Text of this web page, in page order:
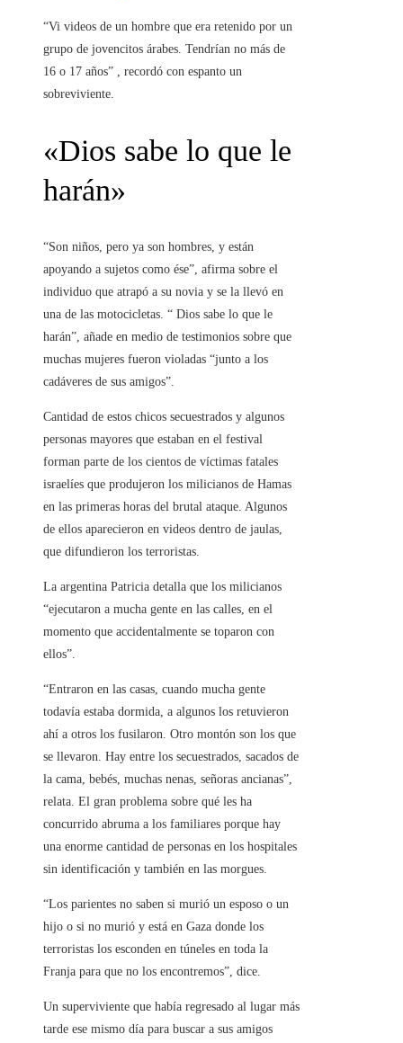
“Vi videos de un hombre que era retenido por un
grupo de jovencitos árabes. Tendrían no más de
16 o 17 años” , recordó con espanto un
sobreviviente.
«Dios sabe lo que le
harán»
“Son niños, pero ya son hombres, y están
apoyando a sujetos como ése”, afirma sobre el
individuo que atrapó a su novia y se la llevó en
una de las motocicletas. “ Dios sabe lo que le
harán”, añade en medio de testimonios sobre que
muchas mujeres fueron violadas “junto a los
cadáveres de sus amigos”.
Cantidad de estos chicos secuestrados y algunos
personas mayores que estaban en el festival
forman parte de los cientos de víctimas fatales
israelíes que produjeron los milicianos de Hamas
en las primeras horas del brutal ataque. Algunos
de ellos aparecieron en videos dentro de jaulas,
que difundieron los terroristas.
La argentina Patricia detalla que los milicianos
“ejecutaron a mucha gente en las calles, en el
momento que accidentalmente se toparon con
ellos”.
“Entraron en las casas, cuando mucha gente
todavía estaba dormida, a algunos los retuvieron
ahí a otros los fusilaron. Otro montón son los que
se llevaron. Hay entre los secuestrados, sacados de
la cama, bebés, muchas nenas, señoras ancianas”,
relata. El gran problema sobre qué les ha
concurrido abruma a los familiares porque hay
una enorme cantidad de personas en los hospitales
sin identificación y también en las morgues.
“Los parientes no saben si murió un esposo o un
hijo o si no murió y está en Gaza donde los
terroristas los esconden en túneles en toda la
Franja para que no los encontremos”, dice.
Un superviviente que había regresado al lugar más
tarde ese mismo día para buscar a sus amigos